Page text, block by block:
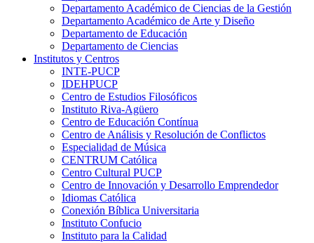
Departamento Académico de Ciencias de la Gestión
Departamento Académico de Arte y Diseño
Departamento de Educación
Departamento de Ciencias
Institutos y Centros
INTE-PUCP
IDEHPUCP
Centro de Estudios Filosóficos
Instituto Riva-Agüero
Centro de Educación Contínua
Centro de Análisis y Resolución de Conflictos
Especialidad de Música
CENTRUM Católica
Centro Cultural PUCP
Centro de Innovación y Desarrollo Emprendedor
Idiomas Católica
Conexión Bíblica Universitaria
Instituto Confucio
Instituto para la Calidad